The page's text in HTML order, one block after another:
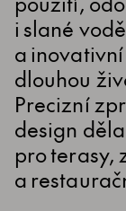
i slané
a
dlouhou
Precizní
design
pro terasy,
a